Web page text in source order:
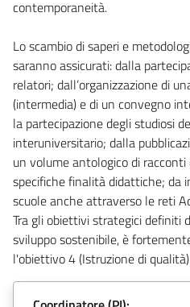
contemporaneità.
Lo scambio di saperi e
saranno assicurati: dalla
relatori; dall’organizzazione di
(intermedia) e di un convegno
la partecipazione degli studiosi
interuniversitario; dalla
un volume antologico di
specifiche finalità didattiche; da
scuole anche attraverso le reti
Tra gli obiettivi strategici definiti
sviluppo sostenibile, è
l'obiettivo 4 (Istruzione di